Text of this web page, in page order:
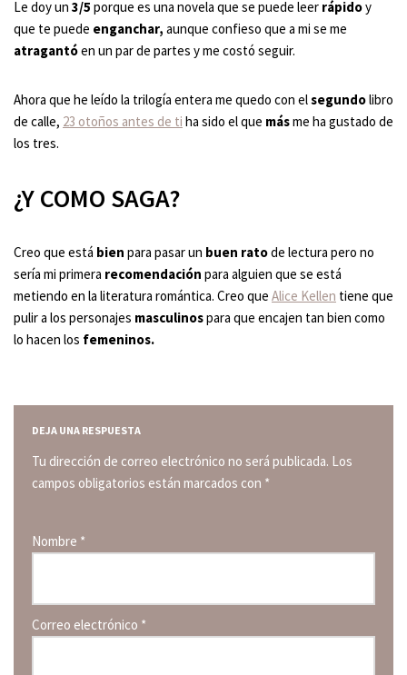
Le doy un 3/5 porque es una novela que se puede leer rápidoy
que te puede enganchar, aunque confieso que a mi se me
atragantóen un par de partes y me costó seguir.
Ahora que he leído la trilogía entera me quedo con elsegundolibro
de calle, 23 otoños antes de ti ha sido el que másme ha gustado de
los tres.
¿Y COMO SAGA?
Creo que está bien para pasar un buen ratode lectura pero no
sería mi primera recomendación para alguien que se está
metiendo en la literatura romántica. Creo que Alice Kellen tiene que
pulir a los personajes masculinospara que encajen tan bien como
lo hacen los femeninos.
DEJA UNA RESPUESTA
Tu dirección de correo electrónico no será publicada. Los
campos obligatorios están marcados con *
Nombre *
Correo electrónico *